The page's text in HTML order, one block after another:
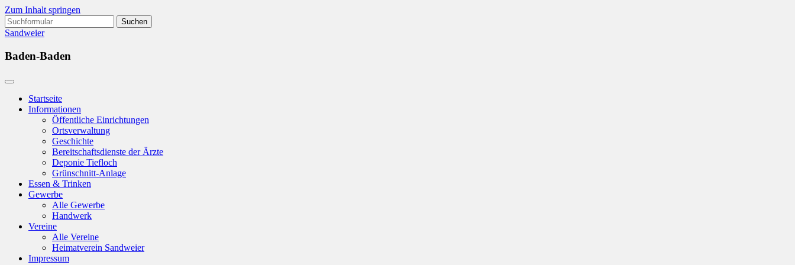
Zum Inhalt springen
Suchen
nach:
Sandweier
Baden-Baden
Startseite
Informationen
Öffentliche Einrichtungen
Ortsverwaltung
Geschichte
Bereitschaftsdienste der Ärzte
Deponie Tiefloch
Grünschnitt-Anlage
Essen & Trinken
Gewerbe
Alle Gewerbe
Handwerk
Vereine
Alle Vereine
Heimatverein Sandweier
Impressum